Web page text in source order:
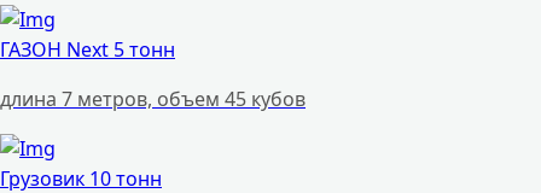
ГАЗОН Next 5 тонн
длина 7 метров, объем 45 кубов
Грузовик 10 тонн